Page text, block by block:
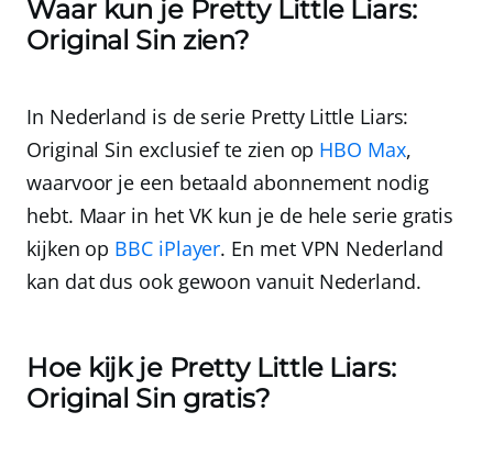
Waar kun je Pretty Little Liars:
Original Sin zien?
In Nederland is de serie Pretty Little Liars:
Original Sin exclusief te zien op HBO Max,
waarvoor je een betaald abonnement nodig
hebt. Maar in het VK kun je de hele serie gratis
kijken op BBC iPlayer. En met VPN Nederland
kan dat dus ook gewoon vanuit Nederland.
Hoe kijk je Pretty Little Liars:
Original Sin gratis?